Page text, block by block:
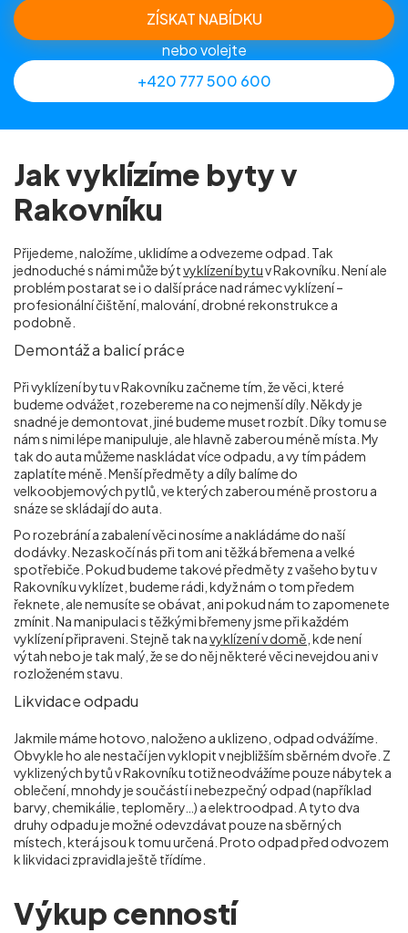
ZÍSKAT NABÍDKU
nebo volejte
+420 777 500 600
Jak vyklízíme byty v
Rakovníku
Přijedeme, naložíme, uklidíme a odvezeme odpad. Tak
jednoduché s námi může býtvyklízení bytuv Rakovníku. Není ale
problém postarat se i o další práce nad rámec vyklízení –
profesionální čištění, malování, drobné rekonstrukce a
podobně.
Demontáž a balicí práce
Při vyklízení bytu v Rakovníku začneme tím, že věci, které
budeme odvážet, rozebereme na co nejmenší díly. Někdy je
snadné je demontovat, jiné budeme muset rozbít. Díky tomu se
nám s nimi lépe manipuluje, ale hlavně zaberou méně místa. My
tak do auta můžeme naskládat více odpadu, a vy tím pádem
zaplatíte méně. Menší předměty a díly balíme do
velkoobjemových pytlů, ve kterých zaberou méně prostoru a
snáze se skládají do auta.
Po rozebrání a zabalení věci nosíme a nakládáme do naší
dodávky. Nezaskočí nás při tom ani těžká břemena a velké
spotřebiče. Pokud budeme takové předměty z vašeho bytu v
Rakovníku vyklízet, budeme rádi, když nám o tom předem
řeknete, ale nemusíte se obávat, ani pokud nám to zapomenete
zmínit. Na manipulaci s těžkými břemeny jsme při každém
vyklízení připraveni. Stejně tak navyklízení v domě , kde není
výtah nebo je tak malý, že se do něj některé věci nevejdou ani v
rozloženém stavu.
Likvidace odpadu
Jakmile máme hotovo, naloženo a uklizeno, odpad odvážíme.
Obvykle ho ale nestačí jen vyklopit v nejbližším sběrném dvoře. Z
vyklizených bytů v Rakovníku totiž neodvážíme pouze nábytek a
oblečení, mnohdy je součástí i nebezpečný odpad (například
barvy, chemikálie, teploměry…) a elektroodpad. A tyto dva
druhy odpadu je možné odevzdávat pouze na sběrných
místech, která jsou k tomu určená. Proto odpad před odvozem
k likvidaci zpravidla ještě třídíme.
Výkup cenností